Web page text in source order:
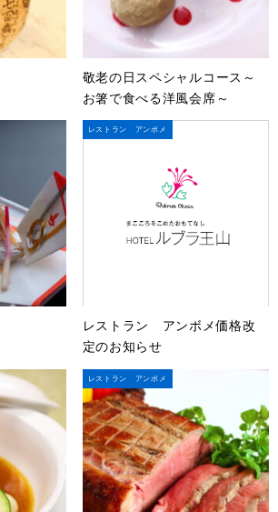
敬老の日スペシャルコース～
お箸で食べる洋風会席～
レストラン アンボメ
レストラン アンボメ価格改
定のお知らせ
レストラン アンボメ